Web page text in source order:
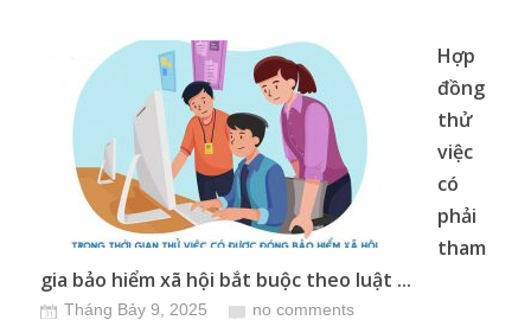
Hợp
đồng
thử
việc
có
phải
tham
gia bảo hiểm xã hội bắt buộc theo luật ...
Tháng Bảy 9, 2025 no comments